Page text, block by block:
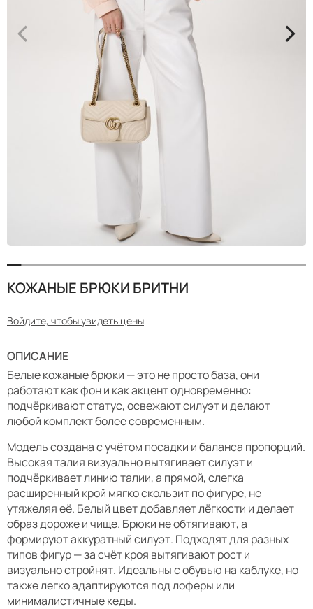
< >
КОЖАНЫЕ БРЮКИ БРИТНИ
Войдите, чтобы увидеть цены
ОПИСАНИЕ
Белые кожаные брюки — это не просто база, они
работают как фон и как акцент одновременно:
подчёркивают статус, освежают силуэт и делают
любой комплект более современным.
Модель создана с учётом посадки и баланса пропорций.
Высокая талия визуально вытягивает силуэт и
подчёркивает линию талии, а прямой, слегка
расширенный крой мягко скользит по фигуре, не
утяжеляя её. Белый цвет добавляет лёгкости и делает
образ дороже и чище. Брюки не обтягивают, а
формируют аккуратный силуэт. Подходят для разных
типов фигур — за счёт кроя вытягивают рост и
визуально стройнят. Идеальны с обувью на каблуке, но
также легко адаптируются под лоферы или
минималистичные кеды.